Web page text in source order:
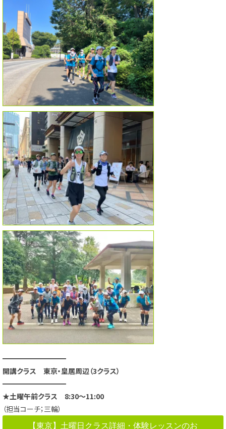
━━━━━━━━━
開講クラス 東京・皇居周辺（3クラス）
━━━━━━━━━
★土曜午前クラス 8:30～11:00
（担当コーチ；三輪）
【東京】土曜日クラス詳細・体験レッスンのお